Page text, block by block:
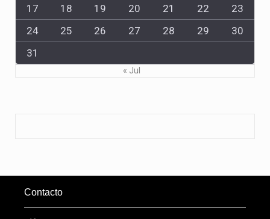
17
18 19 20 21 22
23
24
25 26 27 28 29
30
31
« Jul
Contacto